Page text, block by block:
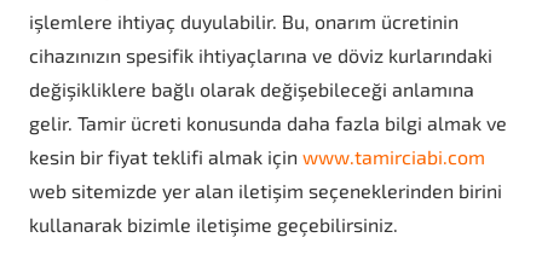
işlemlere ihtiyaç duyulabilir. Bu, onarım ücretinin
cihazınızın spesifik ihtiyaçlarına ve döviz kurlarındaki
değişikliklere bağlı olarak değişebileceği anlamına
gelir. Tamir ücreti konusunda daha fazla bilgi almak ve
kesin bir fiyat teklifi almak için www.tamirciabi.com
web sitemizde yer alan iletişim seçeneklerinden birini
kullanarak bizimle iletişime geçebilirsiniz.